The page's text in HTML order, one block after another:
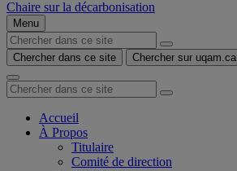
Chaire sur la décarbonisation
Menu
Chercher dans ce site Chercher sur uqam.ca
Accueil
À Propos
Titulaire
Comité de direction